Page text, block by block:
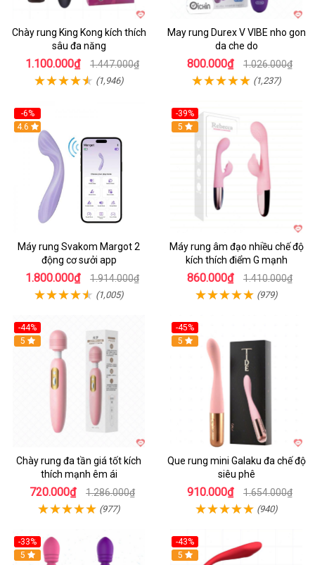
Chày rung King Kong kích thích
sâu đa năng
1.100.000₫ 1.447.000₫
(1,946)
May rung Durex V VIBE nho gon
da che do
800.000₫ 1.026.000₫
(1,237)
-6%
4.6
Máy rung Svakom Margot 2
động cơ sưởi app
1.800.000₫ 1.914.000₫
(1,005)
-39%
Hot
5
Máy rung âm đạo nhiều chế độ
kích thích điểm G mạnh
860.000₫ 1.410.000₫
(979)
-44%
Hot
5
Chày rung đa tần giá tốt kích
thích mạnh êm ái
720.000₫ 1.286.000₫
(977)
-45%
Hot
5
Que rung mini Galaku đa chế độ
siêu phê
910.000₫ 1.654.000₫
(940)
-33%
Hot
5
-43%
Hot
5